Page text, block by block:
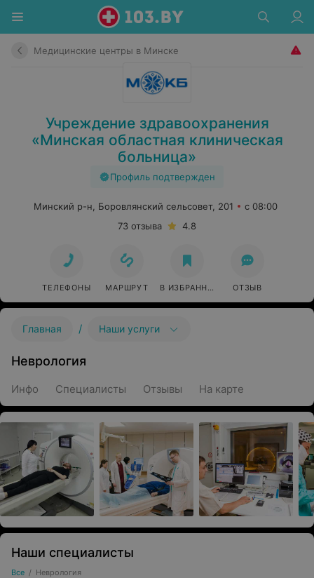
Медицинские центры в Минске
Учреждение здравоохранения
«Минская областная клиническая
больница»
Профиль подтвержден
Минский р-н, Боровлянский сельсовет, 201
с 08:00
73 отзыва
4.8
ТЕЛЕФОНЫ МАРШРУТ В ИЗБРАННОЕ ОТЗЫВ
Главная / Наши услуги
Неврология
Инфо Специалисты Отзывы На карте
Наши специалисты
Все / Неврология